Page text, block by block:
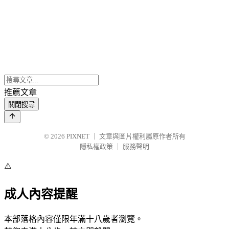
推薦文章
關閉搜尋
© 2026 PIXNET
文章與圖片權利屬原作者所有
隱私權政策
服務聲明
⚠️
成人內容提醒
本部落格內容僅限年滿十八歲者瀏覽。